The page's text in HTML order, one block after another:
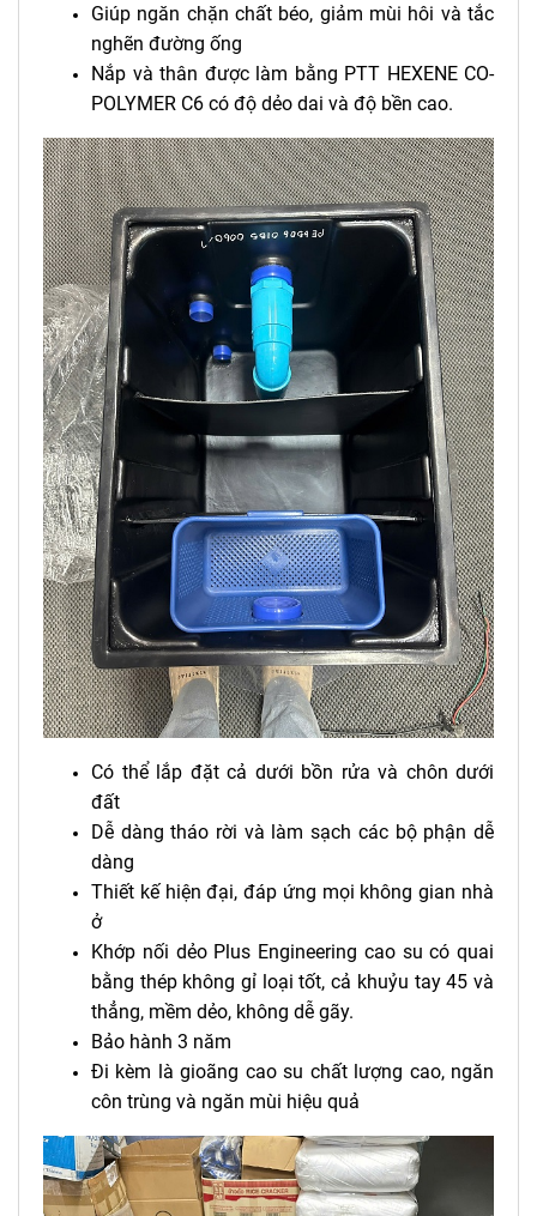
Giúp ngăn chặn chất béo, giảm mùi hôi và tắc
nghẽn đường ống
Nắp và thân được làm bằng PTT HEXENE CO-
POLYMER C6 có độ dẻo dai và độ bền cao.
Có thể lắp đặt cả dưới bồn rửa và chôn dưới
đất
Dễ dàng tháo rời và làm sạch các bộ phận dễ
dàng
Thiết kế hiện đại, đáp ứng mọi không gian nhà
ở
Khớp nối dẻo Plus Engineering cao su có quai
bằng thép không gỉ loại tốt, cả khuỷu tay 45 và
thẳng, mềm dẻo, không dễ gãy.
Bảo hành 3 năm
Đi kèm là gioãng cao su chất lượng cao, ngăn
côn trùng và ngăn mùi hiệu quả